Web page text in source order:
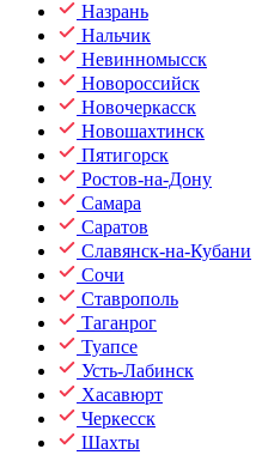
Назрань
Нальчик
Невинномысск
Новороссийск
Новочеркасск
Новошахтинск
Пятигорск
Ростов-на-Дону
Самара
Саратов
Славянск-на-Кубани
Сочи
Ставрополь
Таганрог
Туапсе
Усть-Лабинск
Хасавюрт
Черкесск
Шахты